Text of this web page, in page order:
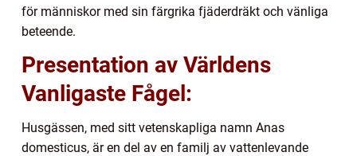
för människor med sin färgrika fjäderdräkt och vänliga
beteende.
Presentation av Världens
Vanligaste Fågel:
Husgässen, med sitt vetenskapliga namn Anas
domesticus, är en del av en familj av vattenlevande